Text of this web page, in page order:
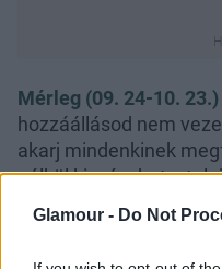
Glamour - Do Not
Mérleg (09. 24-10. 23.)
hozzáállásod nem
akarj mindenkinek
nélkül kicsúszhat a
Skorpió (10. 24-11.